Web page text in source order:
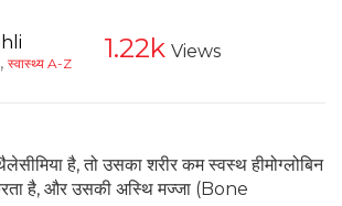
, स्वास्थ्य A-Z 1.22k Views
है, तो उसका शरीर कम स्वस्थ हीमोग्लोबिन
है, और उसकी अस्थि मज्जा (Bone